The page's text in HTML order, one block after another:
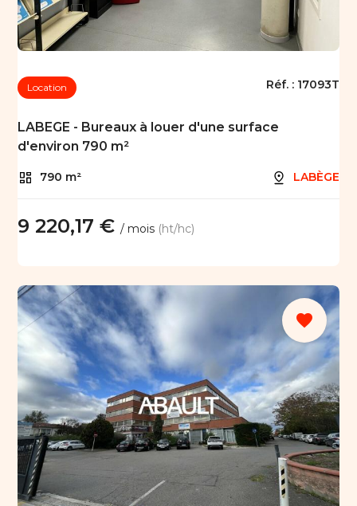
Location Réf. : 17093T
LABEGE - Bureaux à louer d'une surface
d'environ 790 m²
790 m² LABÈGE
9 220,17 €/ mois (ht/hc)
favorite